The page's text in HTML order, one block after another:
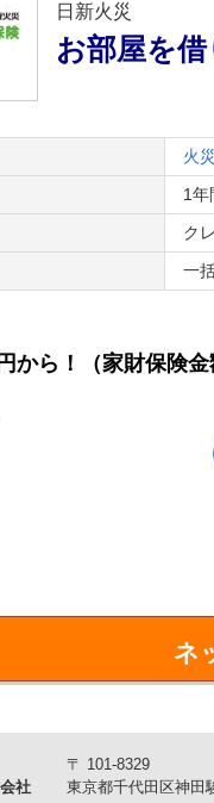
就業不能状態になった
ットすることで三大疾
所得補償保険のペットネームで
込の取扱い内容を記載しており
場合のみ自動継続
日新火災
お部屋を
火
1年
ク
一
から！（家財保険金
きで安心！
ＰＣ・スマホで簡単
ットカードがあればす
「困った」をサポー
外出中にカギをなくして
ネ
社
〒 101-8329
東京都千代田区神田